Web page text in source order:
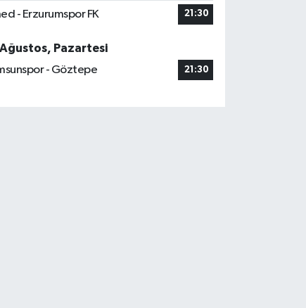
- Erzurumspor FK 21:30
Pazartesi
- Göztepe
21:30